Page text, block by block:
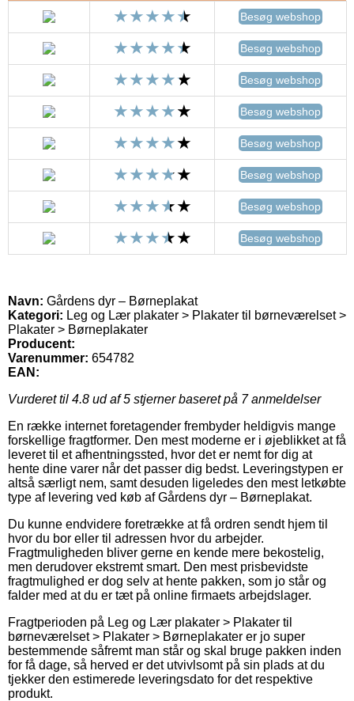
Besøg webshop
Besøg webshop
Besøg webshop
Besøg webshop
Besøg webshop
Besøg webshop
Besøg webshop
Besøg webshop
Navn: Gårdens dyr – Børneplakat
Kategori: Leg og Lær plakater > Plakater til børneværelset >
Plakater > Børneplakater
Producent:
Varenummer: 654782
EAN:
Vurderet til 4.8 ud af 5 stjerner baseret på 7anmeldelser
En række internet foretagender frembyder heldigvis mange
forskellige fragtformer. Den mest moderne er i øjeblikket at få
leveret til et afhentningssted, hvor det er nemt for dig at
hente dine varer når det passer dig bedst. Leveringstypen er
altså særligt nem, samt desuden ligeledes den mest letkøbte
type af levering ved køb af Gårdens dyr – Børneplakat.
Du kunne endvidere foretrække at få ordren sendt hjem til
hvor du bor eller til adressen hvor du arbejder.
Fragtmuligheden bliver gerne en kende mere bekostelig,
men derudover ekstremt smart. Den mest prisbevidste
fragtmulighed er dog selv at hente pakken, som jo står og
falder med at du er tæt på online firmaets arbejdslager.
Fragtperioden på Leg og Lær plakater > Plakater til
børneværelset > Plakater > Børneplakater er jo super
bestemmende såfremt man står og skal bruge pakken inden
for få dage, så herved er det utvivlsomt på sin plads at du
tjekker den estimerede leveringsdato for det respektive
produkt.